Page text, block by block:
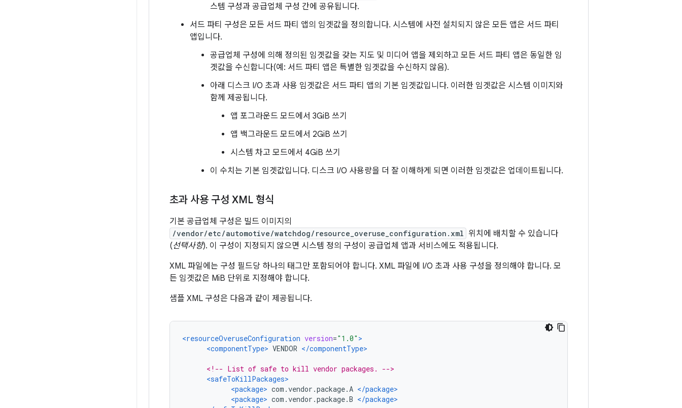
스템 구성과 공급업체 구성 간에 공유됩니다.
서드 파티 구성은 모든 서드 파티 앱의 임곗값을 정의합니다. 시스템에 사전 설치되지 않은 모든 앱은 서드 파티
앱입니다.
공급업체 구성에 의해 정의된 임곗값을 갖는 지도 및 미디어 앱을 제외하고 모든 서드 파티 앱은 동일한 임
곗값을 수신합니다(예: 서드 파티 앱은 특별한 임곗값을 수신하지 않음).
아래 디스크 I/O 초과 사용 임곗값은 서드 파티 앱의 기본 임곗값입니다. 이러한 임곗값은 시스템 이미지와
함께 제공됩니다.
앱 포그라운드 모드에서 3GiB 쓰기
앱 백그라운드 모드에서 2GiB 쓰기
시스템 차고 모드에서 4GiB 쓰기
이 수치는 기본 임곗값입니다. 디스크 I/O 사용량을 더 잘 이해하게 되면 이러한 임곗값은 업데이트됩니다.
초과 사용 구성 XML 형식
기본 공급업체 구성은 빌드 이미지의
/vendor/etc/automotive/watchdog/resource_overuse_configuration.xml 위치에 배치할 수 있습니다
(선택사항). 이 구성이 지정되지 않으면 시스템 정의 구성이 공급업체 앱과 서비스에도 적용됩니다.
XML 파일에는 구성 필드당 하나의 태그만 포함되어야 합니다. XML 파일에 I/O 초과 사용 구성을 정의해야 합니다. 모
든 임곗값은 MiB 단위로 지정해야 합니다.
샘플 XML 구성은 다음과 같이 제공됩니다.
<resourceOveruseConfiguration version="1.0" >
<componentType> VENDOR </componentType>
<!-- List of safe to kill vendor packages. -->
<safeToKillPackages>
<package> com.vendor.package.A </package>
<package> com.vendor.package.B </package>